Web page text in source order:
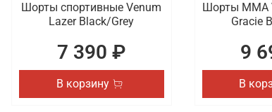
Шорты спортивные Venum
Lazer Black/Grey
7 390 ₽
В корзину
Шорты ММА
Gracie
9
В